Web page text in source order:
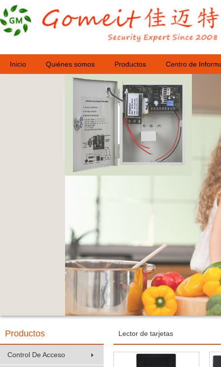
Inicio Quiénes somos Productos Centro de
Productos
Control De Acceso
Lector de tarjetas